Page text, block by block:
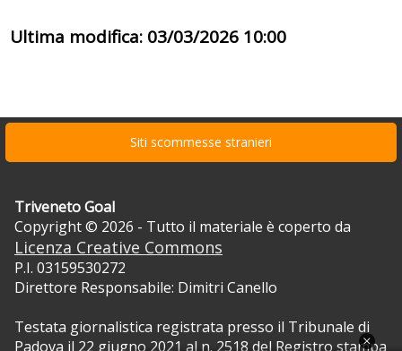
Ultima modifica: 03/03/2026 10:00
Siti scommesse stranieri
Triveneto Goal
Copyright © 2026 - Tutto il materiale è coperto da
Licenza Creative Commons
P.I. 03159530272
Direttore Responsabile: Dimitri Canello
Testata giornalistica registrata presso il Tribunale di
Padova il 22 giugno 2021 al n. 2518 del Registro stampa